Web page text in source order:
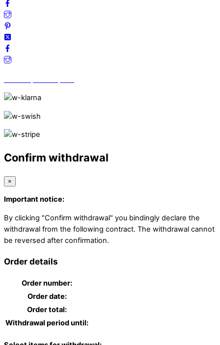
Confirm withdrawal
×
Important notice:
By clicking "Confirm withdrawal" you bindingly declare the
withdrawal from the following contract. The withdrawal cannot
be reversed after confirmation.
Order details
Order number:
Order date:
Order total:
Withdrawal period until: